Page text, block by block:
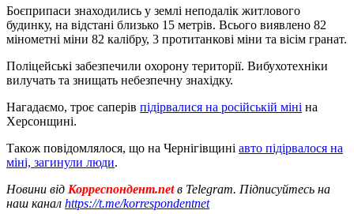
Боєприпаси знаходились у землі неподалік житлового
будинку, на відстані близько 15 метрів. Всього виявлено 82
мінометні міни 82 калібру, 3 протитанкові міни та вісім гранат.
Поліцейські забезпечили охорону території. Вибухотехніки
вилучать та знищать небезпечну знахідку.
Нагадаємо, троє саперів підірвалися на російській міні на
Херсонщині.
Також повідомлялося, що на Чернігівщині авто підірвалося на
міні, загинули люди.
Новини від Корреспондент.netв Telegram. Підписуйтесь на
наш канал https://t.me/korrespondentnet